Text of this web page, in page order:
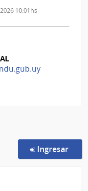
10:01hs
Ingresar